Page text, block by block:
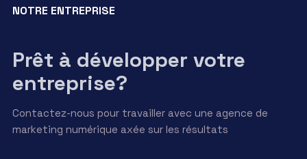
NOTRE ENTREPRISE
Prêt à développer votre
entreprise?
Contactez-nous pour travailler avec une agence de
marketing numérique axée sur les résultats